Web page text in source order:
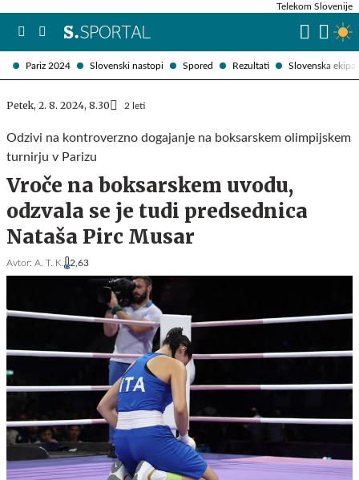
Pariz 2024 Slovenski nastopi Spored Rezultati Slovenska ekipa
Telekom Slovenije
Petek, 2. 8. 2024, 8.30 2 leti
Odzivi na kontroverzno dogajanje na boksarskem olimpijskem
turnirju v Parizu
Vroče na boksarskem uvodu,
odzvala se je tudi predsednica
Nataša Pirc Musar
Avtor: A. T. K. 2,63